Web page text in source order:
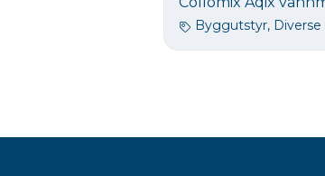
Byggutstyr, Diverse